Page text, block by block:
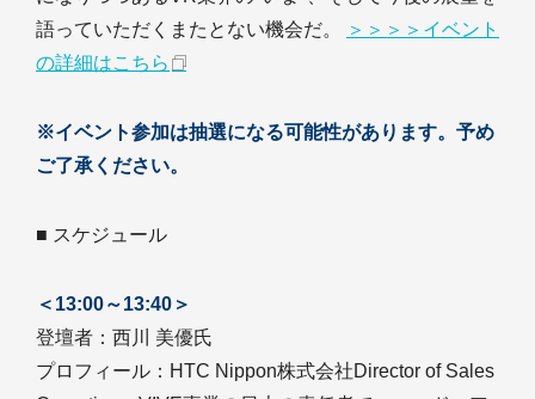
語っていただくまたとない機会だ。
＞＞＞＞イベント
の詳細はこちら
※イベント参加は抽選になる可能性があります。予め
ご了承ください。
■ スケジュール
＜13:00～13:40＞
登壇者：西川 美優氏
プロフィール：HTC Nippon株式会社Director of Sales